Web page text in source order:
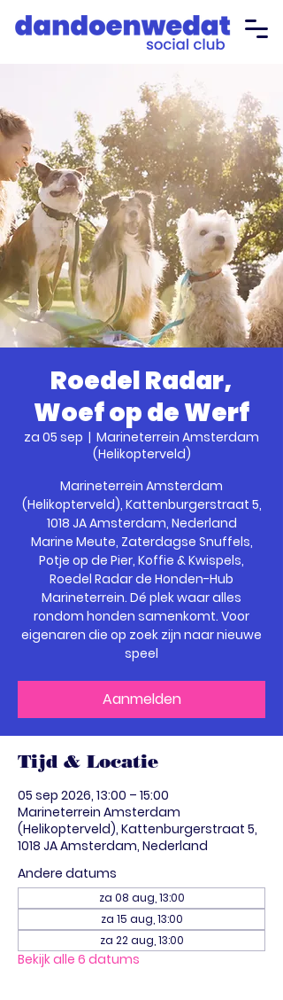
Roedel Radar,
Woef op de Werf
za 05 sep
  |
Marineterrein Amsterdam
(Helikopterveld)
Marineterrein Amsterdam
(Helikopterveld), Kattenburgerstraat 5,
1018 JA Amsterdam, Nederland
Marine Meute, Zaterdagse Snuffels,
Potje op de Pier, Koffie & Kwispels,
Roedel Radar de Honden-Hub
Marineterrein. Dé plek waar alles
rondom honden samenkomt. Voor
eigenaren die op zoek zijn naar nieuwe
speel
Aanmelden
Tijd & Locatie
05 sep 2026, 13:00 – 15:00
Marineterrein Amsterdam
(Helikopterveld), Kattenburgerstraat 5,
1018 JA Amsterdam, Nederland
Andere datums
za 08 aug, 13:00
za 15 aug, 13:00
za 22 aug, 13:00
Bekijk alle 6 datums